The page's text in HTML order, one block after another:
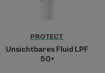
PROTECT
Unsichtbares Fluid LPF
50+